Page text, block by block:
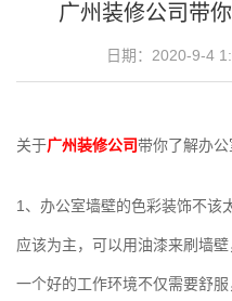
广州装修公司带
日期：2020-9-4
关于广州装修公司带你了解办公
1、办公室墙壁的色彩装饰不该
应该为主，可以用油漆来刷墙
一个好的工作环境不仅需要舒